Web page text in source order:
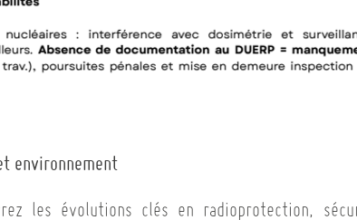
environnement
les évolutions clés en radioprotection,